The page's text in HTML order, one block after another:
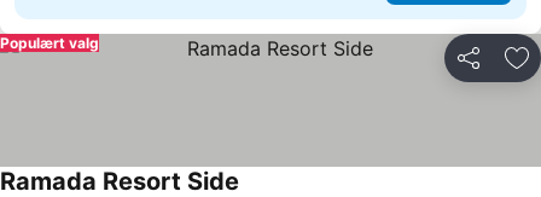
Del
Populært valg
Ramada Resort Side